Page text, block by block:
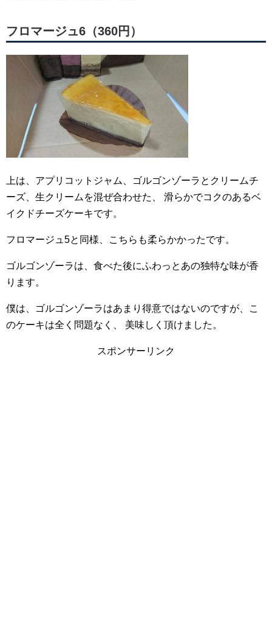
フロマージュ6（360円）
上は、アプリコットジャム、ゴルゴンゾーラとクリームチ
ーズ、生クリームを混ぜ合わせた、
滑らかでコクのあるベ
イクドチーズケーキです。
フロマージュ5と同様、こちらも柔らかかったです。
ゴルゴンゾーラは、食べた後にふわっとあの独特な味が香
ります。
僕は、ゴルゴンゾーラはあまり得意ではないのですが、こ
のケーキは全く問題なく、
美味しく頂けました。
スポンサーリンク